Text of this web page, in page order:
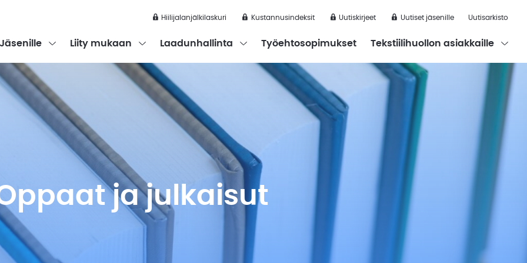
Hiilijalanjälkilaskuri Kustannusindeksit Uutiskirjeet Uutiset jäsenille Uutisarkisto
the submenu
Jäsenille Open the submenu
Hiilijalanjälkilaskuri
Kustannusindeksit
Uutiset jäsenille
Oppaat ja julkaisut
Liity mukaan Open the submenu
Laadunhallinta Open the submenu
Työehtosopimukset Tekstiilihuollon asiakkaille
ja julkaisut